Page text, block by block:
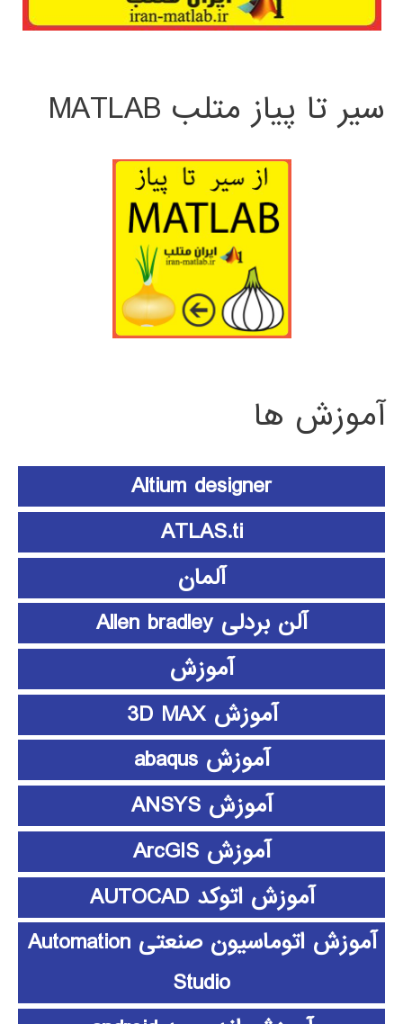
سیر تا پیاز متلب MATLAB
آموزش ها
Altium designer
ATLAS.ti
آلمان
آلن بردلی Allen bradley
آموزش
آموزش 3D MAX
آموزش abaqus
آموزش ANSYS
آموزش ArcGIS
آموزش اتوکد AUTOCAD
آموزش اتوماسیون صنعتی Automation
Studio